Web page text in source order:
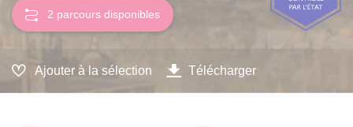
2 parcours disponibles
Ajouter à la sélection Télécharger